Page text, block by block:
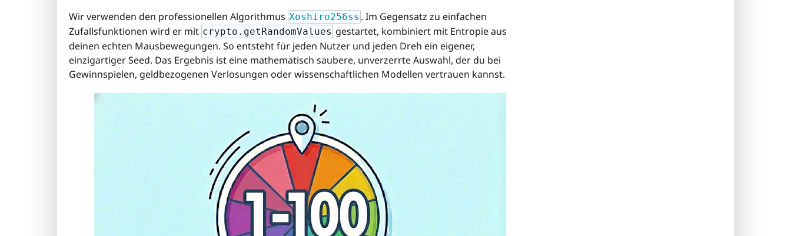
Wir verwenden den professionellen Algorithmus Xoshiro256ss . Im Gegensatz zu einfachen
Zufallsfunktionen wird er mit crypto.getRandomValues gestartet, kombiniert mit Entropie aus
deinen echten Mausbewegungen. So entsteht für jeden Nutzer und jeden Dreh ein eigener,
einzigartiger Seed. Das Ergebnis ist eine mathematisch saubere, unverzerrte Auswahl, der du bei
Gewinnspielen, geldbezogenen Verlosungen oder wissenschaftlichen Modellen vertrauen kannst.